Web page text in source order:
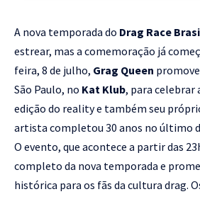
A nova temporada do Drag Race
estrear, mas a comemoração já
feira, 8 de julho, Grag Queen
São Paulo, no Kat Klub, para celebrar
edição do reality e também seu
artista completou 30 anos no último
O evento, que acontece a partir das
completo da nova temporada e
histórica para os fãs da cultura drag.